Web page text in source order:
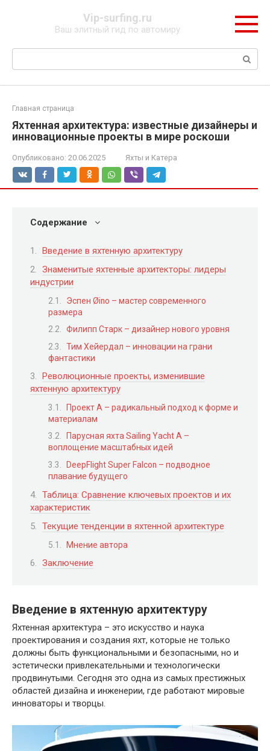
Vip-surfing.ru
Ваш элитный гид по автомиру
Поиск:
Главная страница
Яхтенная архитектура: известные дизайнеры и
инновационные проекты в мире роскоши
Опубликовано: 20.06.2025 Яхты и Катера
Содержание
Введение в яхтенную архитектуру
Знаменитые яхтенные архитекторы: лидеры
индустрии
Эспен Øino – мастер современного
размера
Филипп Старк – дизайнер нового уровня
Тим Хейердал – инновации на грани
фантастики
Революционные проекты, изменившие
яхтенную архитектуру
Проект A – радикальный подход к форме и
материалам
Парусная яхта Sailing Yacht A –
воплощение масштабных идей
DeepFlight Super Falcon – подводное
плавание будущего
Таблица: Сравнение ключевых проектов и их
характеристик
Текущие тенденции в яхтенной архитектуре
Мнение автора
Заключение
Введение в яхтенную архитектуру
Яхтенная архитектура – это искусство и наука
проектирования и создания яхт, которые не только
должны быть функциональными и безопасными, но и
эстетически привлекательными и технологически
продвинутыми. Сегодня это одна из самых престижных
областей дизайна и инженерии, где работают мировые
инноваторы и творцы.